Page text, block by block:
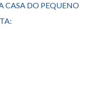
CASA DO PEQUENO